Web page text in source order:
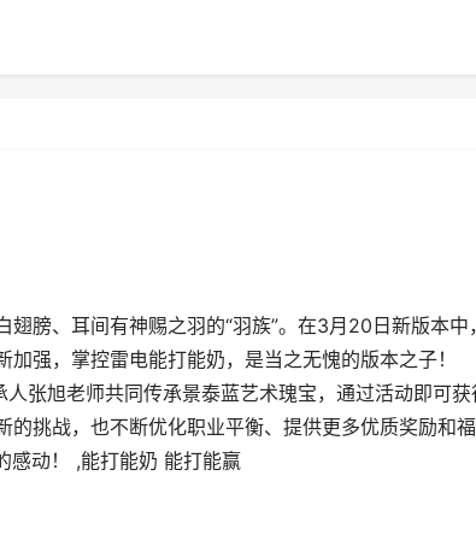
膀、耳间有神赐之羽的“羽族”。在3月20日新版本中
强，掌控雷电能打能奶，是当之无愧的版本之子！
人张旭老师共同传承景泰蓝艺术瑰宝，通过活动即可获
挑战，也不断优化职业平衡、提供更多优质奖励和福
感动！ ​,能打能奶 能打能赢